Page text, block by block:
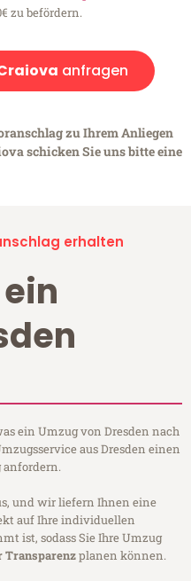
zu befördern.
anfragen
zu Ihrem Anliegen
schicken Sie uns bitte eine
erhalten
ein Umzug von Dresden nach
aus Dresden einen
und wir liefern Ihnen eine
auf Ihre individuellen
ist, sodass Sie Ihre Umzug
Transparenzplanen können.